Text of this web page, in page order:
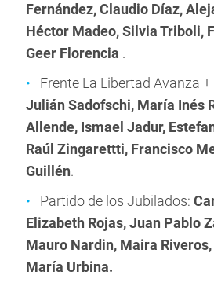
Fernández, Claudio Díaz,
Héctor Madeo, Silvia Triboli,
Geer Florencia .
Frente La Libertad Avanza
Julián Sadofschi, María Inés
Allende, Ismael Jadur,
Raúl Zingarettti, Francisco
Guillén.
Partido de los Jubilados:
Elizabeth Rojas, Juan Pablo
Mauro Nardin, Maira
María Urbina.